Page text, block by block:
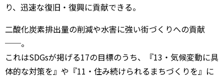
り、迅速な復旧・復興に貢献できる。
二酸化炭素排出量の削減や水害に強い街づくりへの貢献
──。
これはSDGsが掲げる17の目標のうち、『13・気候変動に具
体的な対策を』や『11・住み続けられるまちづくりを』に